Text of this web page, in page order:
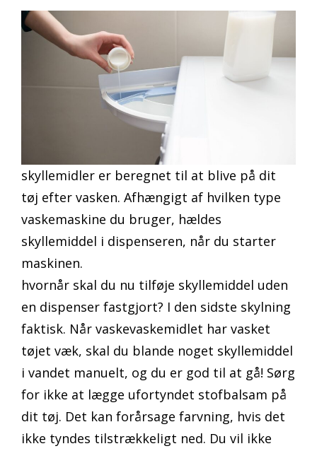
skyllemidler er beregnet til at blive på dit
tøj efter vasken. Afhængigt af hvilken type
vaskemaskine du bruger, hældes
skyllemiddel i dispenseren, når du starter
maskinen.
hvornår skal du nu tilføje skyllemiddel uden
en dispenser fastgjort? I den sidste skylning
faktisk. Når vaskevaskemidlet har vasket
tøjet væk, skal du blande noget skyllemiddel
i vandet manuelt, og du er god til at gå! Sørg
for ikke at lægge ufortyndet stofbalsam på
dit tøj. Det kan forårsage farvning, hvis det
ikke tyndes tilstrækkeligt ned. Du vil ikke